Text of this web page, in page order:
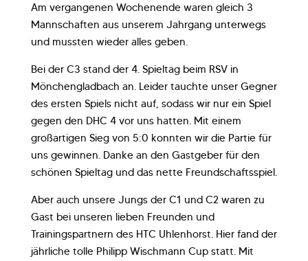
Am vergangenen Wochenende waren gleich 3
Mannschaften aus unserem Jahrgang unterwegs
und mussten wieder alles geben.
Bei der C3 stand der 4. Spieltag beim RSV in
Mönchengladbach an. Leider tauchte unser Gegner
des ersten Spiels nicht auf, sodass wir nur ein Spiel
gegen den DHC 4 vor uns hatten. Mit einem
großartigen Sieg von 5:0 konnten wir die Partie für
uns gewinnen. Danke an den Gastgeber für den
schönen Spieltag und das nette Freundschaftsspiel.
Aber auch unsere Jungs der C1 und C2 waren zu
Gast bei unseren lieben Freunden und
Trainingspartnern des HTC Uhlenhorst. Hier fand der
jährliche tolle Philipp Wischmann Cup statt. Mit